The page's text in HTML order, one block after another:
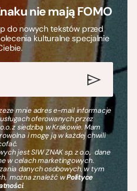
nie mają FOMO
do nowych tekstów przed
kulturalne specjalnie
mnie adres e-mail informacje
oferowanych przez
z siedzibą w Krakowie. Mam
i mogę ją w każdej chwili
jest SIW ZNAK sp. z o.o., dane
w celach marketingowych.
danych osobowych, w tym
można znaleźć wPolityce
.